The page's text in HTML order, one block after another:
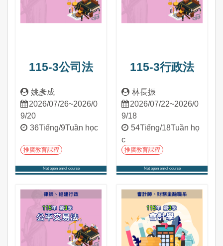
115-3公司法
姚彥成
2026/07/26~2026/0
9/20
36Tiếng/9Tuần học
推廣教育課程
Not open enrol course
115-3行政法
林長振
2026/07/22~2026/0
9/18
54Tiếng/18Tuần họ
c
推廣教育課程
Not open enrol course